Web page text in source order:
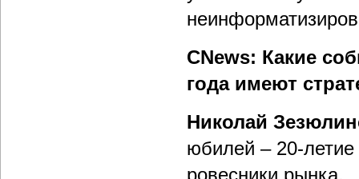
CNews: Какие
года имеют
Николай
юбилей – 20-
ровесники рынка.